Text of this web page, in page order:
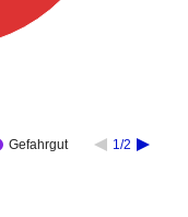
Gefahrgut 1/2